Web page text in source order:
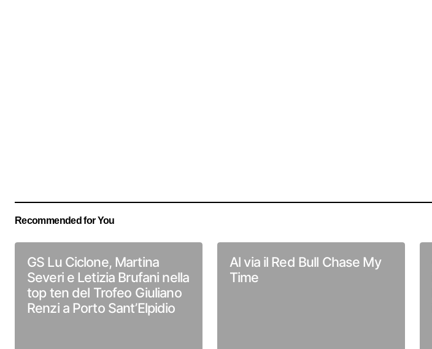
Recommended for You
GS Lu Ciclone, Martina
Severi e Letizia Brufani nella
top ten del Trofeo Giuliano
Renzi a Porto Sant’Elpidio
Al via il Red Bull Chase My
Time